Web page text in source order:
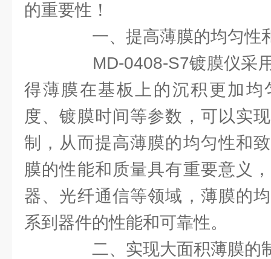
的重要性！
一、提高薄膜的均匀性
MD-0408-S7镀膜仪采
得薄膜在基板上的沉积更加均
度、镀膜时间等参数，可以实
制，从而提高薄膜的均匀性和
膜的性能和质量具有重要意义
器、光纤通信等领域，薄膜的
系到器件的性能和可靠性。
二、实现大面积薄膜的